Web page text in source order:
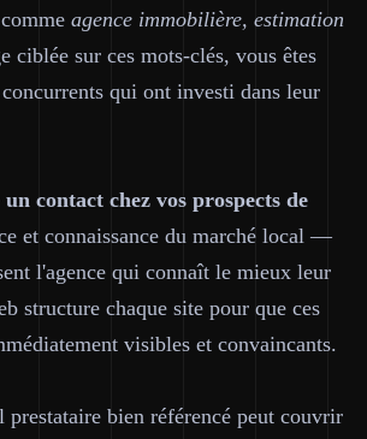
agence immobilière, estimation
ciblée sur ces mots-clés, vous êtes
qui ont investi dans leur
contact chez vos prospects de
et connaissance du marché local —
l'agence qui connaît le mieux leur
structure chaque site pour que ces
visibles et convaincants.
bien référencé peut couvrir